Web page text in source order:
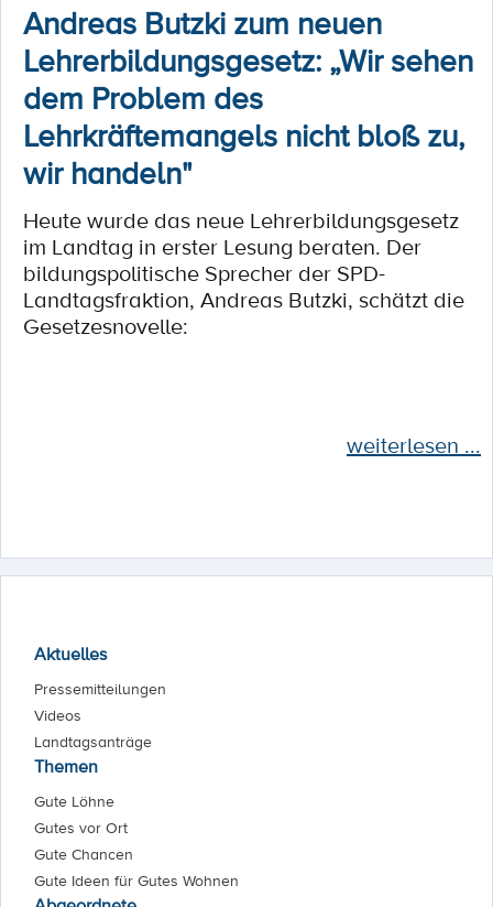
Andreas Butzki zum neuen
Lehrerbildungsgesetz: „Wir sehen
dem Problem des
Lehrkräftemangels nicht bloß zu,
wir handeln"
Heute wurde das neue Lehrerbildungsgesetz
im Landtag in erster Lesung beraten. Der
bildungspolitische Sprecher der SPD-
Landtagsfraktion, Andreas Butzki, schätzt die
Gesetzesnovelle:
weiterlesen ...
Aktuelles
Pressemitteilungen
Videos
Landtagsanträge
Themen
Gute Löhne
Gutes vor Ort
Gute Chancen
Gute Ideen für Gutes Wohnen